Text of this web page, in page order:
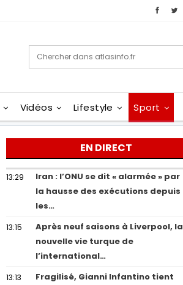
Vidéos Lifestyle Sport
EN DIRECT
13:29
Iran : l’ONU se dit « alarmée » par
la hausse des exécutions depuis
les…
13:15
Après neuf saisons à Liverpool, la
nouvelle vie turque de
l’international…
13:13
Fragilisé, Gianni Infantino tient